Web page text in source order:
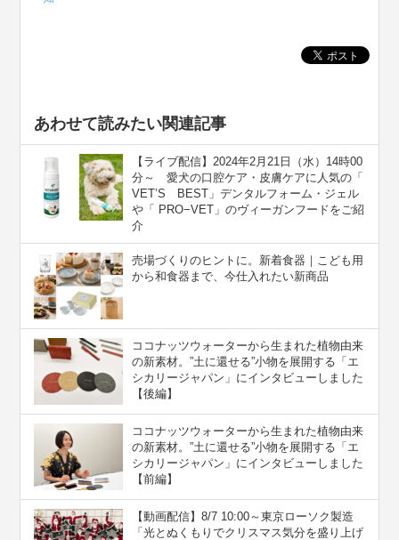
あわせて読みたい関連記事
【ライブ配信】2024年2月21日（水）14時00
分～ 愛犬の口腔ケア・皮膚ケアに人気の「
VET’S BEST」デンタルフォーム・ジェル
や「 PRO−VET」のヴィーガンフードをご紹
介
売場づくりのヒントに。新着食器｜こども用
から和食器まで、今仕入れたい新商品
ココナッツウォーターから生まれた植物由来
の新素材。”⼟に還せる”小物を展開する「エ
シカリージャパン」にインタビューしました
【後編】
ココナッツウォーターから生まれた植物由来
の新素材。”⼟に還せる”小物を展開する「エ
シカリージャパン」にインタビューしました
【前編】
【動画配信】8/7 10:00～東京ローソク製造
「光とぬくもりでクリスマス気分を盛り上げ